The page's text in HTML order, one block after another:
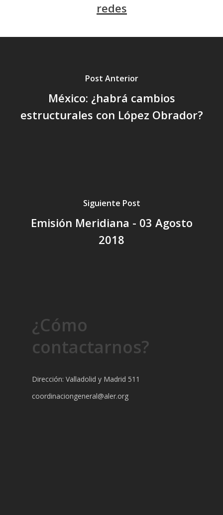
redes
Post Anterior
México: ¿habrá cambios
estructurales con López Obrador?
Siguiente Post
Emisión Meridiana - 03 Agosto
2018
¿Cómo
contactarnos?
Dirección: Valladolid y Madrid 511
coordinaciongeneral@aler.org